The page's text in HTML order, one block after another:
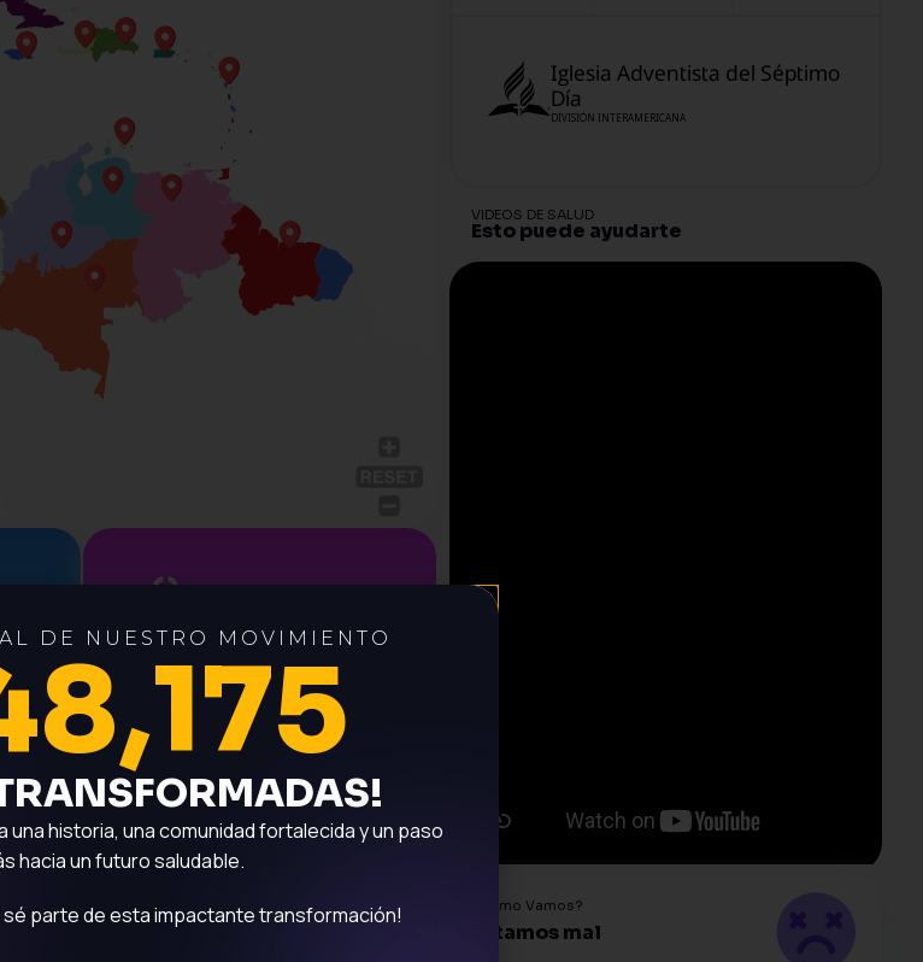
Encuentra
recursos para
tu día a día
EXPLORAR
Iglesia Adventista del Séptimo
Día
DIVISIÓN INTERAMERICANA
VIDEOS DE SALUD
Esto puede ayudarte
¿Cómo Vamos?
Estamos mal
DE NUESTRO MOVIMIENTO
historia, una comunidad fortalecida y un paso
hacia un futuro saludable.
sé parte de esta impactante transformación!